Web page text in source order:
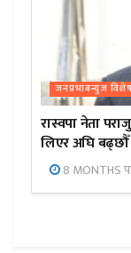
जनप्रभाबन्युज विशेष
रास्वपा नेता
लिएर अघि बढ्छौँ
8 MONTHS